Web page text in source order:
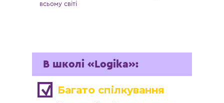
всьому світі
Багато спілкування
В школі «Logika‎»: